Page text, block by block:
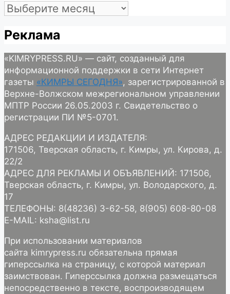
Архив
Реклама
«KIMRYPRESS.RU» — сайт, созданный для
информационной поддержки в сети Интернет
газеты «КИМРЫ СЕГОДНЯ», зарегистрированной в
Верхне-Волжском межрегиональном управлении
МПТР России 26.05.2003 г. Свидетельство о
регистрации ПИ №5-0701.
АДРЕС РЕДАКЦИИ И ИЗДАТЕЛЯ:
171506, Тверская область, г. Кимры, ул. Кирова, д.
22/2
АДРЕС ДЛЯ РЕКЛАМЫ И ОБЪЯВЛЕНИЙ: 171506,
Тверская область, г. Кимры, ул. Володарского, д.
17
ТЕЛЕФОНЫ: 8(48236) 3-62-58, 8(905) 608-80-08
E-MAIL: ksha@list.ru
При использовании материалов
сайта kimrypress.ru обязательна прямая
гиперссылка на страницу, с которой материал
заимствован. Гиперссылка должна размещаться
непосредственно в тексте, воспроизводящем